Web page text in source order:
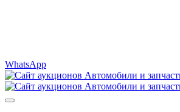
WhatsApp